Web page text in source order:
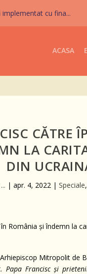
implementat cu fina...
ACASA
CĂTRE
LA
DIN
... | apr. 4, 2022| Speciale,
Mitropolit de
Papa Francisc și